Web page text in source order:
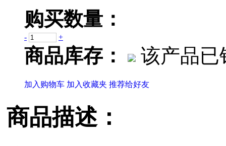
购买数量：
- +
商品库存： 该产品已
加入购物车 加入收藏夹 推荐给好友
商品描述：